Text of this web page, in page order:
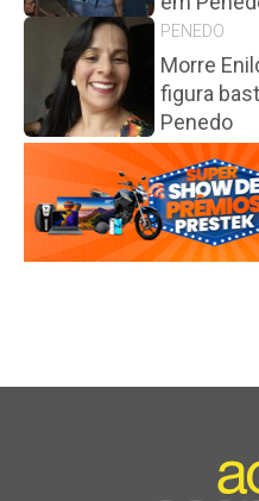
PENEDO
Morre
figura
Penedo